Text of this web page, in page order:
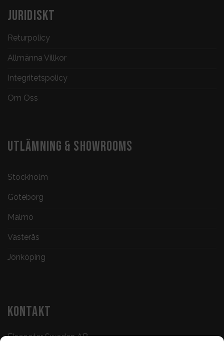
JURIDISKT
Returpolicy
Allmänna Villkor
Integritetspolicy
Om Oss
UTLÄMNING & SHOWROOMS
Stockholm
Göteborg
Malmö
Västerås
Jönköping
KONTAKT
Elscooter Sweden AB